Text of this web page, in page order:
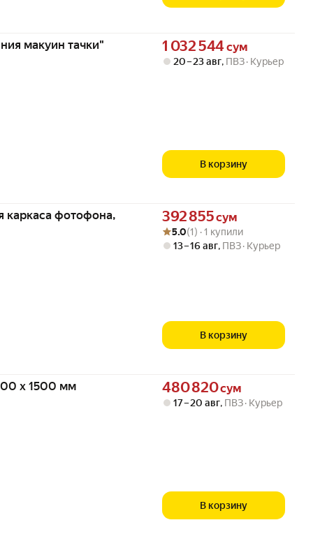
макуин тачки" Цена 1032544 сум вместо
1 032 544 сум
20 – 23 авг, ПВЗ Курьер
В корзину
каркаса фотофона,
Цена 392855 сум вместо
392 855сум
Рейтинг товара: 5.0 из 5
Оценок: (1) · 1 купили
5.0(1) · 1 купили
13 – 16 авг, ПВЗ Курьер
В корзину
х 1500 мм Цена 480820 сум вместо
480 820сум
17 – 20 авг, ПВЗ Курьер
В корзину